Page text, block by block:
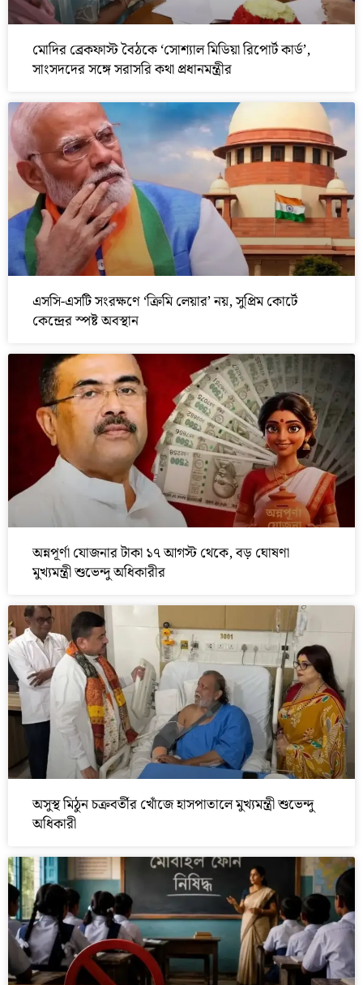
মোদির ব্রেকফাস্ট বৈঠকে ‘সোশ্যাল মিডিয়া রিপোর্ট কার্ড’,
সাংসদদের সঙ্গে সরাসরি কথা প্রধানমন্ত্রীর
এসসি-এসটি সংরক্ষণে ‘ক্রিমি লেয়ার’ নয়, সুপ্রিম কোর্টে
কেন্দ্রের স্পষ্ট অবস্থান
অন্নপূর্ণা যোজনার টাকা ১৭ আগস্ট থেকে, বড় ঘোষণা
মুখ্যমন্ত্রী শুভেন্দু অধিকারীর
অসুস্থ মিঠুন চক্রবর্তীর খোঁজে হাসপাতালে মুখ্যমন্ত্রী শুভেন্দু
অধিকারী